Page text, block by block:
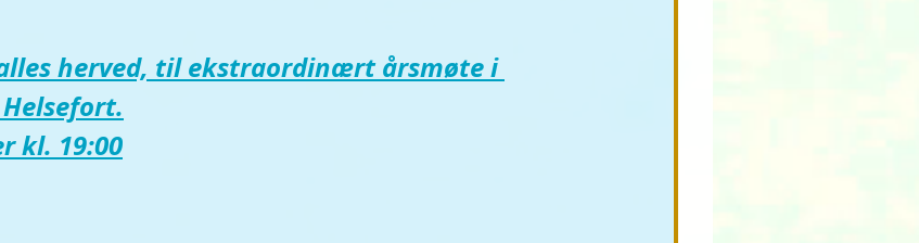
herved, til ekstraordinært årsmøte i
kl. 19:00